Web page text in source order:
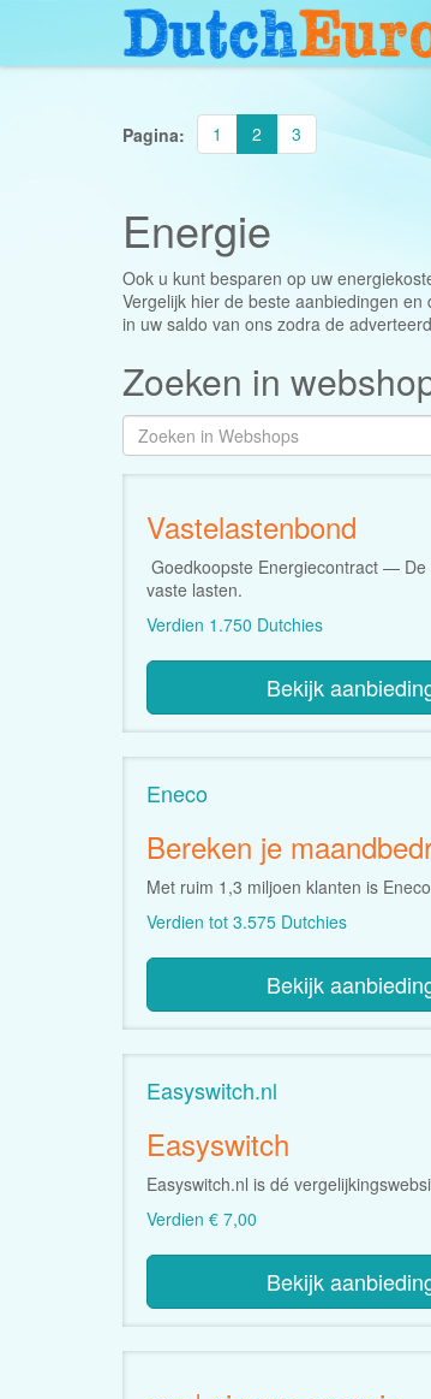
Pagina: 1 2 3
Energie
Ook u kunt besparen op uw
Vergelijk hier de beste aanbiedingen
in uw saldo van ons zodra de
Zoeken in
Vastelastenbond
Goedkoopste Energiecontract — De
vaste lasten.
Verdien 1.750 Dutchies
Bekijk
Eneco
Bereken je
Met ruim 1,3 miljoen klanten is
Verdien tot 3.575 Dutchies
Bekijk
Easyswitch.nl
Easyswitch
Easyswitch.nl is dé
Verdien € 7,00
Bekijk